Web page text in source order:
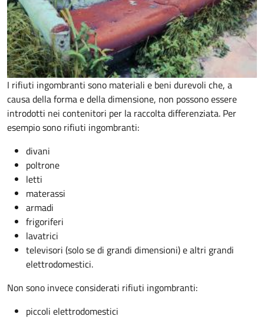
I rifiuti ingombranti sono materiali e beni durevoli che, a
causa della forma e della dimensione, non possono essere
introdotti nei contenitori per la raccolta differenziata. Per
esempio sono rifiuti ingombranti:
divani
poltrone
letti
materassi
armadi
frigoriferi
lavatrici
televisori (solo se di grandi dimensioni) e altri grandi
elettrodomestici.
Non sono invece considerati rifiuti ingombranti:
piccoli elettrodomestici